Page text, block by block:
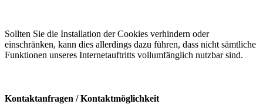
Sollten Sie die Installation der Cookies verhindern oder
einschränken, kann dies allerdings dazu führen, dass nicht sämtliche
Funktionen unseres Internetauftritts vollumfänglich nutzbar sind.
Kontaktanfragen / Kontaktmöglichkeit